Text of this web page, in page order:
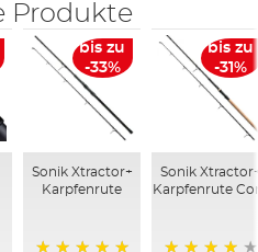
Produkte
bis zu
-33%
Sonik Xtractor+
Karpfenrute
bis zu
-31%
Sonik
Karpfenrute